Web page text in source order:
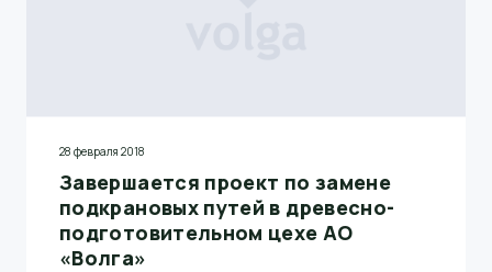
28 февраля 2018
Завершается проект по замене
подкрановых путей в древесно-
подготовительном цехе АО
«Волга»